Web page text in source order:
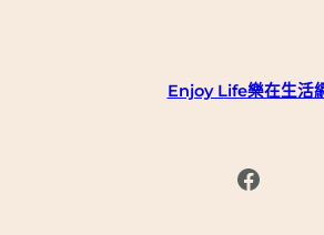
Enjoy Life樂在生活
Facebook